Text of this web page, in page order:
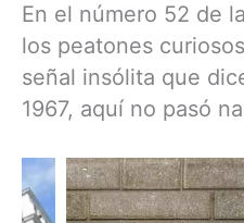
En el número 52 de
los peatones
señal insólita que
1967, aquí no pasó